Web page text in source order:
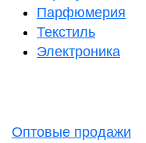
Парфюмерия
Текстиль
Электроника
Оптовые продажи